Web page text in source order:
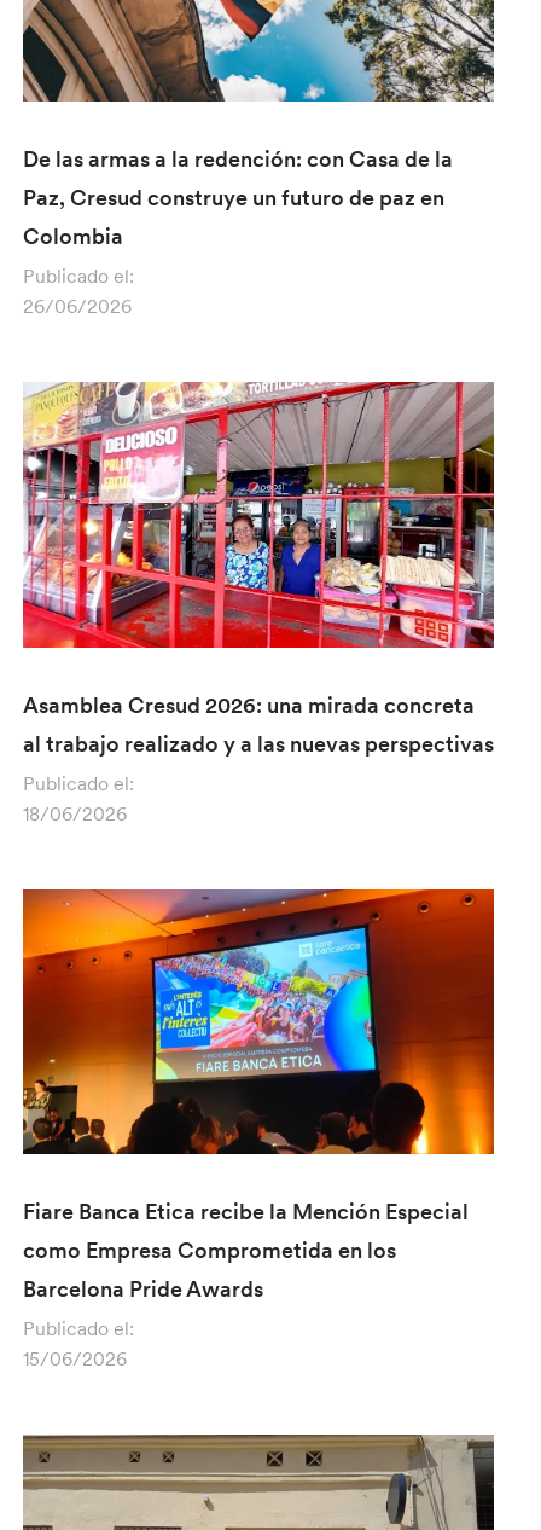
De las armas a la redención: con Casa de la
Paz, Cresud construye un futuro de paz en
Colombia
Publicado el:
26/06/2026
Asamblea Cresud 2026: una mirada concreta
al trabajo realizado y a las nuevas perspectivas
Publicado el:
18/06/2026
Fiare Banca Etica recibe la Mención Especial
como Empresa Comprometida en los
Barcelona Pride Awards
Publicado el:
15/06/2026